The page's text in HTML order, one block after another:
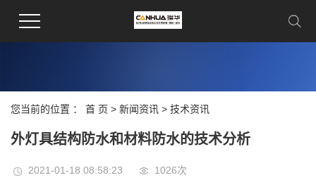
您当前的位置 ： 首 页 > 新闻资讯 > 技术资讯
外灯具结构防水和材料防水的技术分析
2021-01-18 08:58:23 1026次